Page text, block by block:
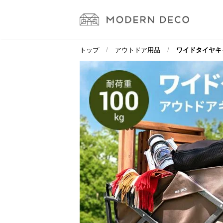
トップ アウトドア用品 ワイドタイヤ